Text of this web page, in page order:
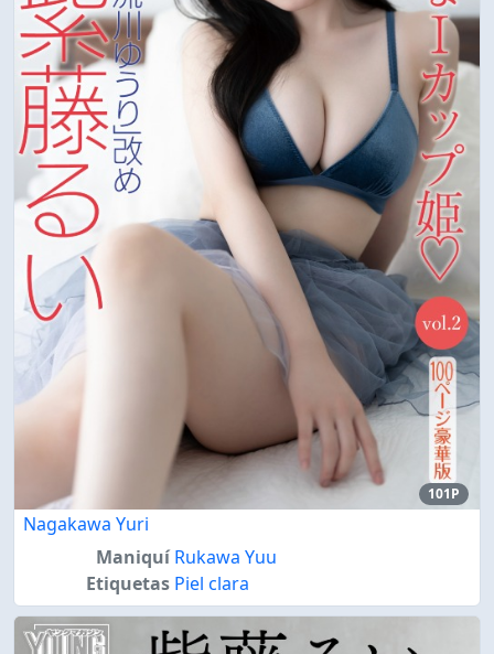
101P
Nagakawa Yuri
Maniquí Rukawa Yuu
Etiquetas Piel clara